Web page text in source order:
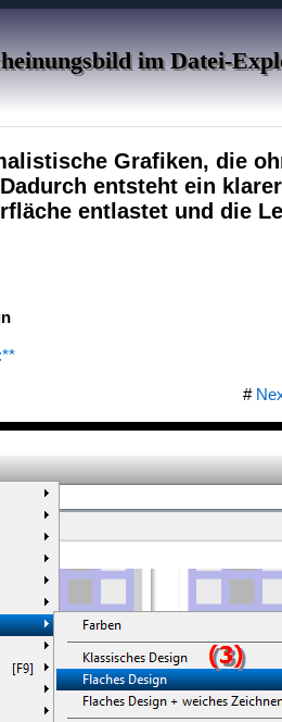
im Datei-
Grafiken, die
entsteht ein
entlastet und die
#